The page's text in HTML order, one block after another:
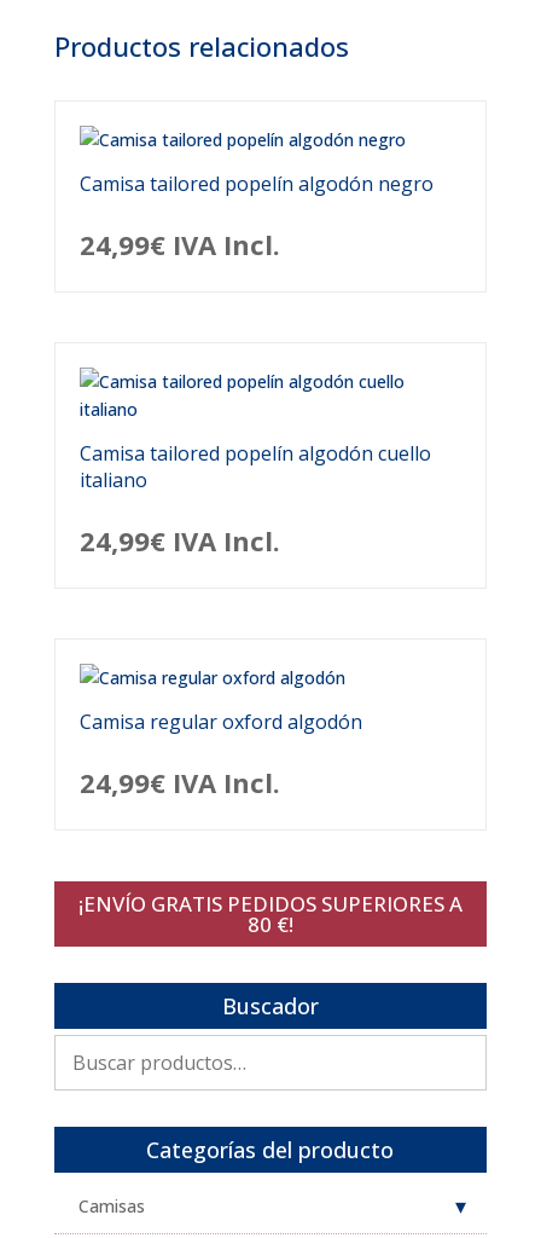
Productos relacionados
Camisa tailored popelín algodón negro
24,99€ IVA Incl.
Camisa tailored popelín algodón cuello
italiano
24,99€ IVA Incl.
Camisa regular oxford algodón
24,99€ IVA Incl.
¡ENVÍO GRATIS PEDIDOS SUPERIORES A
80 €!
Buscador
por:
Categorías del producto
Camisas